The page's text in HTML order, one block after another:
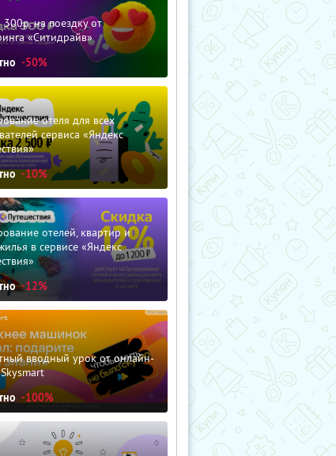
300р. на поездку от
«Ситидрайв»
-50%
отеля для всех
сервиса «Яндекс
-10%
отелей, квартир и
в сервисе «Яндекс
-12%
вводный урок от онлайн-
-100%